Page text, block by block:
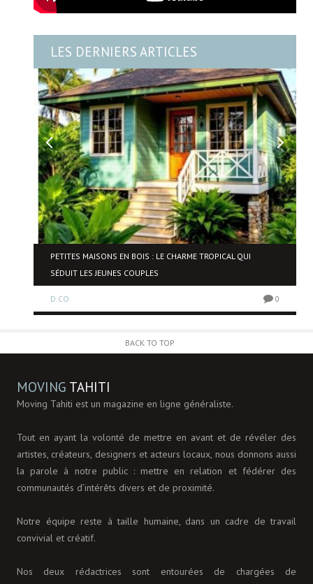
LES DERNIERS ARTICLES
PETITES MAISONS EN BOIS : LE CHARME TROPICAL QUI
SÉDUIT LES JEUNES COUPLES
D.CO 0
BACK TO TOP
MOVING TAHITI
Moving Tahiti est un magazine en ligne généraliste.
Tout en ayant la volonté de mettre en avant et de révéler des
artistes, créateurs, designers et acteurs locaux, nous donnons aussi
la parole à notre public : mettre en relation et fédérer des
communautés d’intérêts divers et de proximité.
Notre équipe reste à taille humaine, dans un cadre de travail
convivial et créatif.
Nos deux rédactrices sont entourées de chargées de